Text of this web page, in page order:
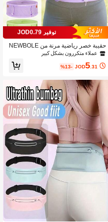
توفير JOD0.79
حقيبة خصر رياضية مرنة من NEWBOLE
R للجري وسباقات الترايثلون والماراثون،
وتسلق الجبال وحمل الهاتف
عملاء متكررون بشكل كبير
JOD5.31
%13-